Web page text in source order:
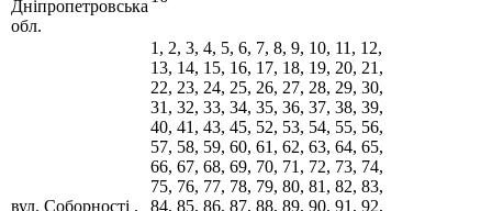
Дніпропетровська
обл.
вул. Соборності ,
1, 2, 3, 4, 5, 6, 7, 8, 9, 10, 11, 12,
13, 14, 15, 16, 17, 18, 19, 20, 21,
22, 23, 24, 25, 26, 27, 28, 29, 30,
31, 32, 33, 34, 35, 36, 37, 38, 39,
40, 41, 43, 45, 52, 53, 54, 55, 56,
57, 58, 59, 60, 61, 62, 63, 64, 65,
66, 67, 68, 69, 70, 71, 72, 73, 74,
75, 76, 77, 78, 79, 80, 81, 82, 83,
84, 85, 86, 87, 88, 89, 90, 91, 92,